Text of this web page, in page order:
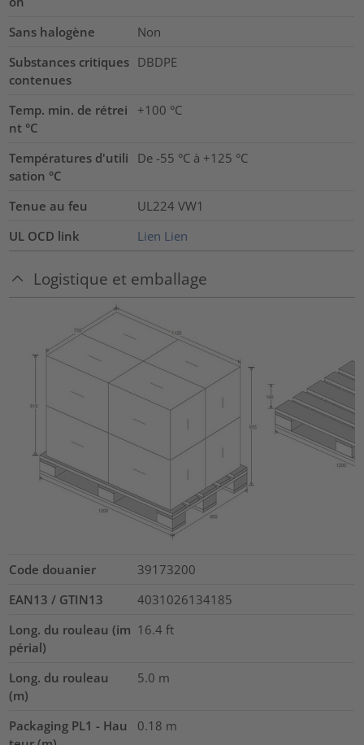
Sans halogène
Non
Substances critiques
contenues
DBDPE
Temp. min. de rétrei
nt °C
+100 °C
Températures d'utili
sation °C
De -55 °C à +125 °C
Tenue au feu
UL224 VW1
UL OCD link
Lien Lien
Logistique et emballage
Code douanier
39173200
EAN13 / GTIN13
4031026134185
Long. du rouleau (im
périal)
16.4 ft
Long. du rouleau
(m)
5.0 m
Packaging PL1 - Hau
0.18 m